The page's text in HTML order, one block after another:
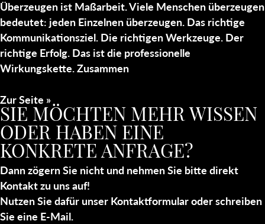
Überzeugen ist Maßarbeit. Viele Menschen überzeugen
bedeutet: jeden Einzelnen überzeugen. Das richtige
Kommunikationsziel. Die richtigen Werkzeuge. Der
richtige Erfolg. Das ist die professionelle
Wirkungskette. Zusammen
Zur Seite »
SIE MÖCHTEN MEHR WISSEN
ODER HABEN EINE
KONKRETE ANFRAGE?
Dann zögern Sie nicht und nehmen Sie bitte direkt
Kontakt zu uns auf!
Nutzen Sie dafür unser Kontaktformular oder schreiben
Sie eine E-Mail.